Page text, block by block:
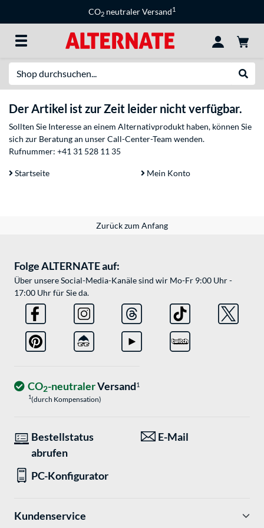
CO2 neutraler Versand1
Der Artikel ist zur Zeit leider nicht verfügbar.
Sollten Sie Interesse an einem Alternativprodukt haben, können Sie
sich zur Beratung an unser Call-Center-Team wenden.
Rufnummer: +41 31 528 11 35
Startseite Mein Konto
Zurück zum Anfang
Folge ALTERNATE auf:
Über unsere Social-Media-Kanäle sind wir Mo-Fr 9:00 Uhr -
17:00 Uhr für Sie da.
CO2-neutralerVersand1
1(durch Kompensation)
Bestellstatus
abrufen
E-Mail
PC-Konfigurator
Kundenservice